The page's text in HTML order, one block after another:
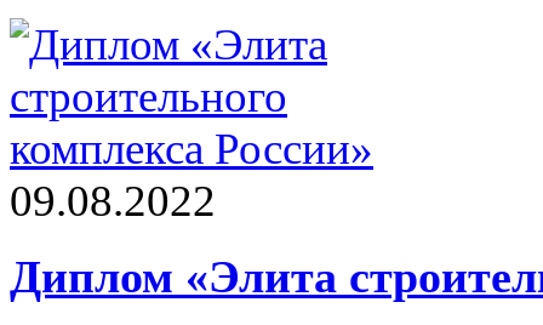
09.08.2022
Диплом «Элита